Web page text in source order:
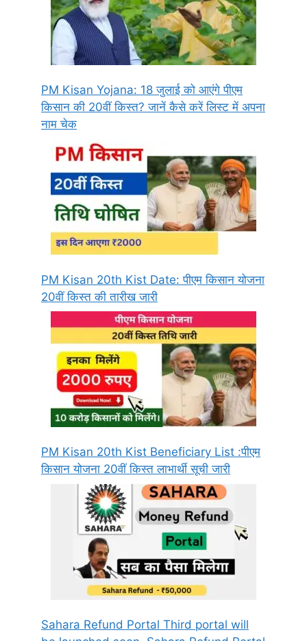
PM Kisan Yojana: 18 जुलाई को आएंगे पीएम
किसान की 20वीं किस्त? जानें कैसे करें लिस्ट में अपना
नाम चेक
PM Kisan 20th Kist Date: पीएम किसान योजना
20वीं किस्त की तारीख जारी
PM Kisan 20th Kist Beneficiary List :पीएम
किसान योजना 20वीं किस्त लाभार्थी सूची जारी
Sahara Refund Portal Third portal will